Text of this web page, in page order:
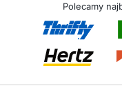
Polecamy